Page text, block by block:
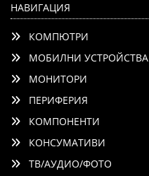
НАВИГАЦИЯ
КОМПЮТРИ
МОБИЛНИ УСТРОЙСТВА
МОНИТОРИ
ПЕРИФЕРИЯ
КОМПОНЕНТИ
КОНСУМАТИВИ
ТВ/АУДИО/ФОТО